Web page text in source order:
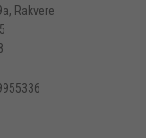
Rakvere